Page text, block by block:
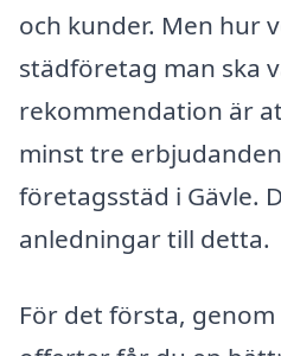
och kunder. Men hur
städföretag man ska
rekommendation är
minst tre
företagsstäd i Gävle.
anledningar till detta.
För det första,